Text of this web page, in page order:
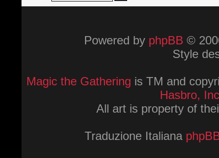
Powered by phpBB ©
Style
Magic the Gathering is TM and
Hasbro,
All art is property of
Traduzione Italiana